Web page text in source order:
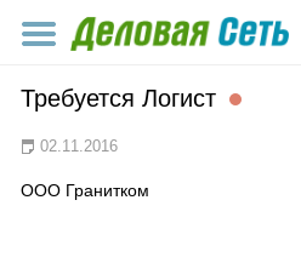
Требуется Логист
02.11.2016
ООО Гранитком